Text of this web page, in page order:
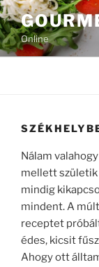
Tartalomhoz
Online
Nálam
mellett születik
mindig
mindent. A
receptet
édes, kicsit
Ahogy ott